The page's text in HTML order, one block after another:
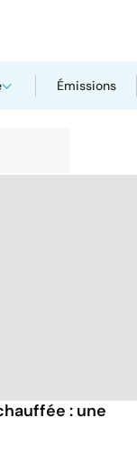
Émissions
: une